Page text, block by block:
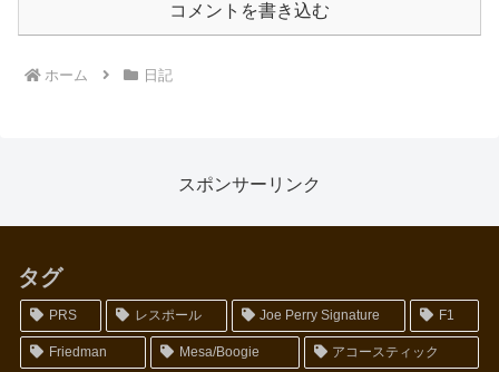
コメントを書き込む
ホーム 日記
スポンサーリンク
タグ
PRS レスポール Joe Perry Signature F1
Friedman Mesa/Boogie アコースティック